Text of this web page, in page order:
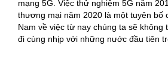
mạng 5G. Việc thử nghiệm 5G năm
thương mại năm 2020 là một tuyên bố
Nam về việc từ nay chúng ta sẽ không
đi cùng nhịp với những nước đầu tiên